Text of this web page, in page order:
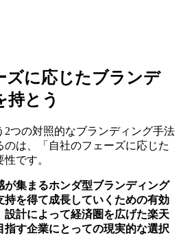
ズに応じたブランデ
持とう
2つの対照的なブランディング手法
のは、「自社のフェーズに応じた
です。
が集まるホンダ型ブランディング
持を得て成長していくための有効
設計によって経済圏を広げた楽天
指す企業にとっての現実的な選択